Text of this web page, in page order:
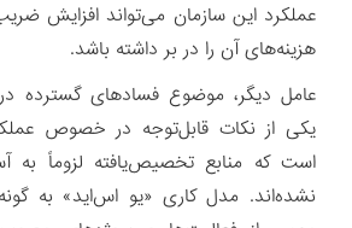
عملکرد این سازمان می‌تواند افزایش
هزینه‌های آن را در بر داشته باشد.
عامل دیگر، موضوع فسادهای گسترده
یکی از نکات قابل‌توجه در خصوص
است که منابع تخصیص‌یافته لزوماً به
نشده‌اند. مدل کاری «یو اس‌اید» به